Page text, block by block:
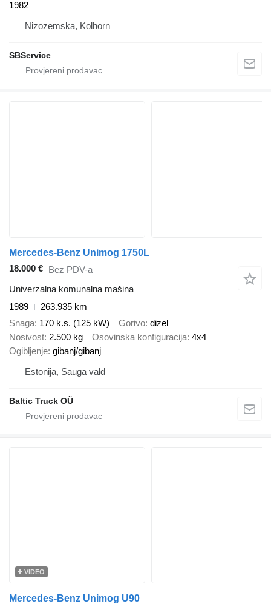
1982
Nizozemska, Kolhorn
SBService
Mercedes-Benz Unimog 1750L
18.000 € Bez PDV-a
Univerzalna komunalna mašina
1989
263.935 km
Snaga 170 k.s. (125 kW) Gorivo dizel
Nosivost 2.500 kg Osovinska konfiguracija 4x4
Ogibljenje gibanj/gibanj
Estonija, Sauga vald
Baltic Truck OÜ
VIDEO
Mercedes-Benz Unimog U90